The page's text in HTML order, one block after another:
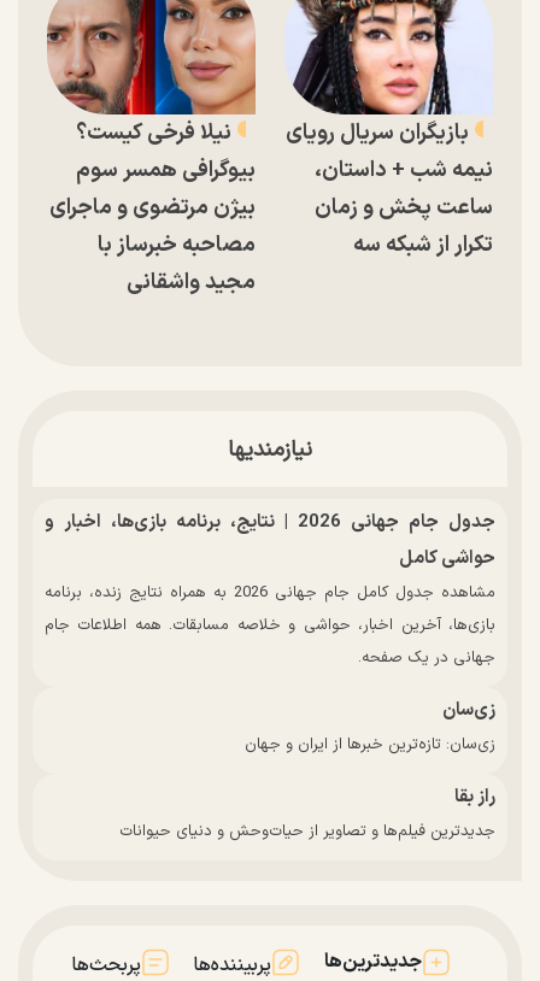
بازیگران سریال رویای
نیمه شب + داستان،
ساعت پخش و زمان
تکرار از شبکه سه
نیلا فرخی کیست؟
بیوگرافی همسر سوم
بیژن مرتضوی و ماجرای
مصاحبه خبرساز با
مجید واشقانی
نیازمندیها
جدول جام جهانی 2026 | نتایج، برنامه بازی‌ها، اخبار و
حواشی کامل
مشاهده جدول کامل جام جهانی 2026 به همراه نتایج زنده، برنامه
بازی‌ها، آخرین اخبار، حواشی و خلاصه مسابقات. همه اطلاعات جام
جهانی در یک صفحه.
زی‌سان
زی‌سان: تازه‌ترین خبرها از ایران و جهان
راز بقا
جدیدترین فیلم‌ها و تصاویر از حیات‌وحش و دنیای حیوانات
جدیدترین‌ها پربیننده‌ها پربحث‌ها